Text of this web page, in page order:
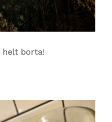
helt borta!